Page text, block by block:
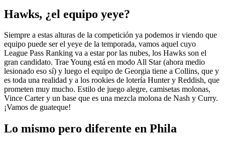
Hawks, ¿el equipo yeye?
Siempre a estas alturas de la competición ya podemos ir viendo que
equipo puede ser el yeye de la temporada, vamos aquel cuyo
League Pass Ranking va a estar por las nubes, los Hawks son el
gran candidato. Trae Young está en modo All Star (ahora medio
lesionado eso sí) y luego el equipo de Georgia tiene a Collins, que y
es toda una realidad y a los rookies de lotería Hunter y Reddish, que
prometen muy mucho. Estilo de juego alegre, camisetas molonas,
Vince Carter y un base que es una mezcla molona de Nash y Curry.
¡Vamos de guateque!
Lo mismo pero diferente en Phila